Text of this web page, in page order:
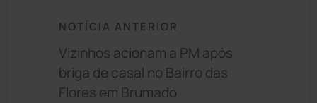
NOTÍCIA ANTERIOR
Vizinhos acionam a PM após
briga de casal no Bairro das
Flores em Brumado